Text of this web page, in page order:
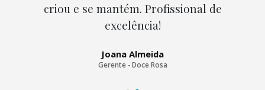
bons preços!